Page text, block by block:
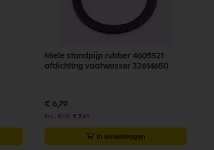
Miele standpijp rubber 4605321
afdichting vaatwasser 32614650
€ 6,79
€ 5,61
In winkelwagen